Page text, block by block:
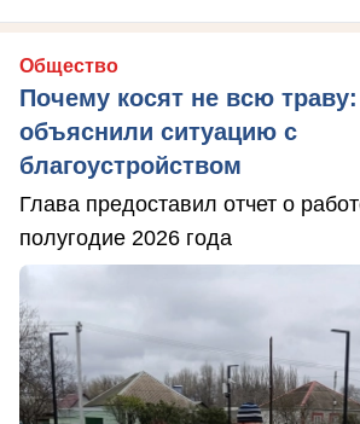
Общество
Почему косят не всю
объяснили ситуацию с
благоустройством
Глава предоставил отчет о
полугодие 2026 года